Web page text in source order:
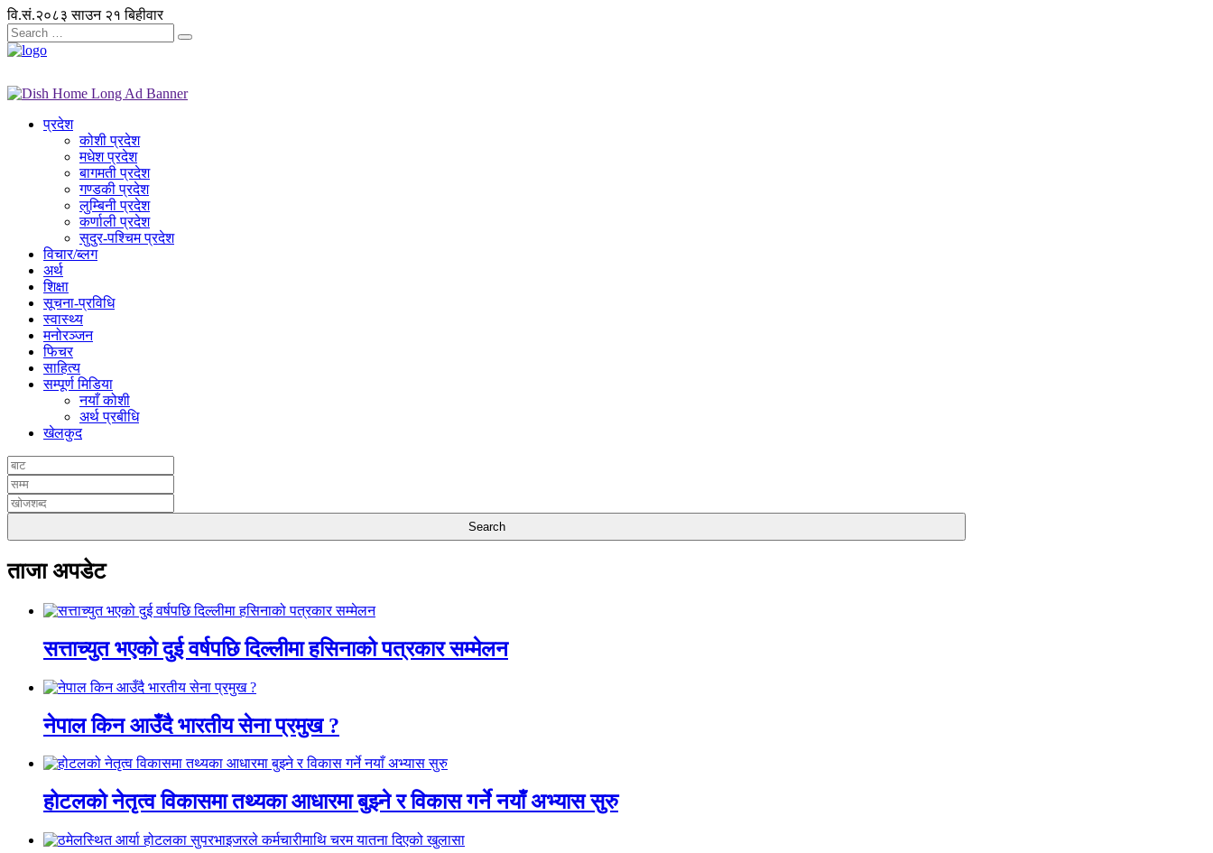
वि.सं.२०८३ साउन २१ बिहीवार
प्रदेश
कोशी प्रदेश
मधेश प्रदेश
बागमती प्रदेश
गण्डकी प्रदेश
लुम्बिनी प्रदेश
कर्णाली प्रदेश
सुदुर-पश्चिम प्रदेश
विचार/ब्लग
अर्थ
शिक्षा
सूचना-प्रविधि
स्वास्थ्य
मनोरञ्जन
फिचर
साहित्य
सम्पूर्ण मिडिया
नयाँ कोशी
अर्थ प्रबीधि
खेलकुद
ताजा अपडेट
सत्ताच्युत भएको दुई वर्षपछि दिल्लीमा हसिनाको पत्रकार सम्मेलन
नेपाल किन आउँदै भारतीय सेना प्रमुख ?
होटलको नेतृत्व विकासमा तथ्यका आधारमा बुझ्ने र विकास गर्ने नयाँ अभ्यास सुरु